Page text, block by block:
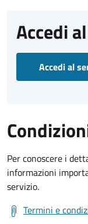
Accedi
Accedi al
Per conoscere i
informazioni
servizio.
Termini e